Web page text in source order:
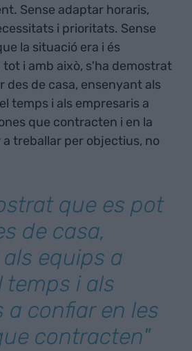
Sense adaptar horaris,
i prioritats. Sense
la situació era i és
i amb això, s'ha demostrat
des de casa, ensenyant als
temps i als empresaris a
que contracten i en la
treballar per objectius, no
que es pot
de casa,
equips a
temps i als
a confiar en les
contracten"